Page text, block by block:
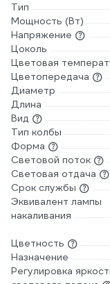
Тип
Мощность (Вт)
Напряжение
Цоколь
Цветовая
Цветопередача
Диаметр
Длина
Вид
Тип колбы
Форма
Световой поток
Световая отдача
Срок службы
Эквивалент лампы
накаливания
Цветность
Назначение
Регулировка